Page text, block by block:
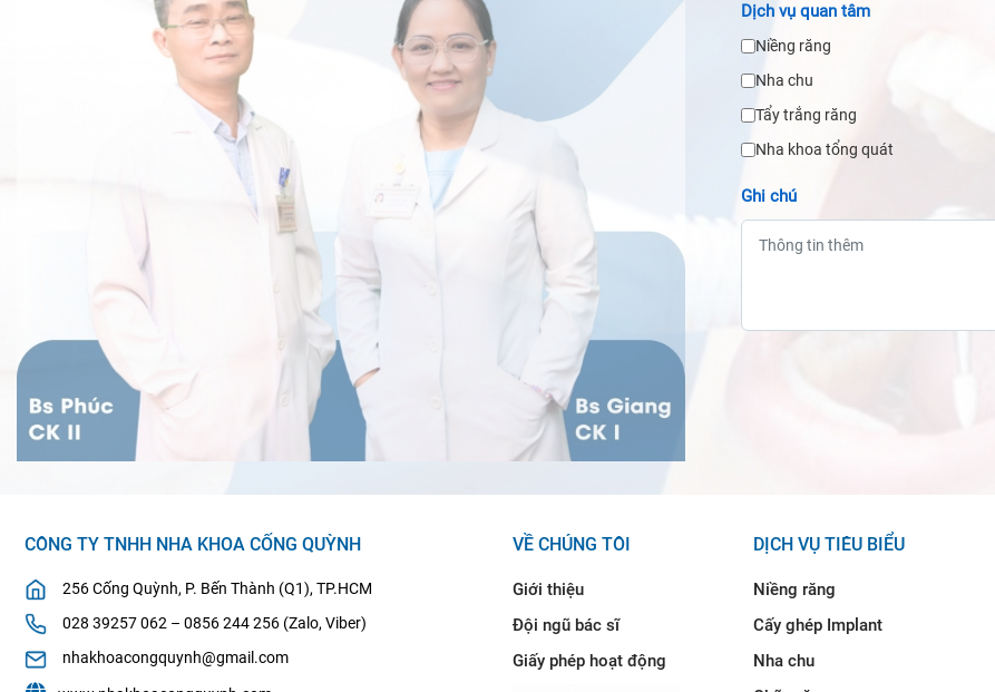
Dịch vụ quan tâm
Niềng răng
Nha chu
Tẩy trắng răng
Nha khoa tổng quát
Ghi chú
CÔNG TY TNHH NHA KHOA CỐNG QUỲNH
256 Cống Quỳnh, P. Bến Thành (Q1), TP.HCM
028 39257 062 – 0856 244 256 (Zalo, Viber)
nhakhoacongquynh@gmail.com
VỀ CHÚNG TÔI
Giới thiệu
Đội ngũ bác sĩ
Giấy phép hoạt động
DỊCH VỤ TIÊU BIỂU
Niềng răng
Cấy ghép Implant
Nha chu